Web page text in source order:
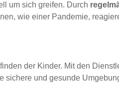
um sich greifen. Durch
wie einer Pandemie,
der Kinder. Mit den
und gesunde